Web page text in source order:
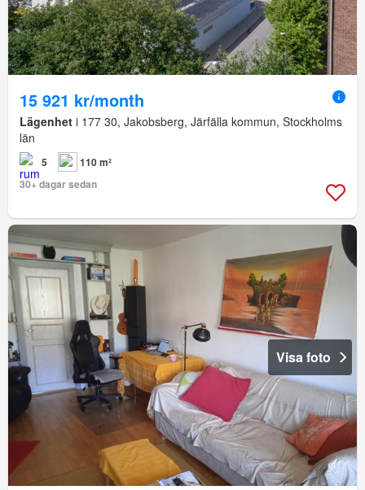
15 921 kr/month
Lägenhet i 177 30, Jakobsberg, Järfälla kommun, Stockholms
län
5
110 m²
30+ dagar sedan
Visa foto